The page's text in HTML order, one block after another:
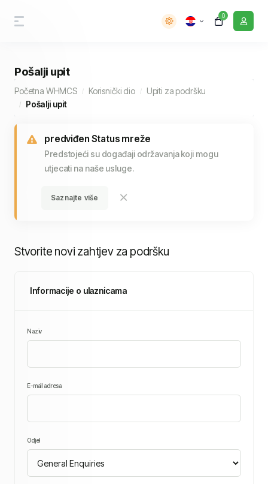
0
Pošalji upit
Početna WHMCS Korisnički dio
Upiti za podršku
Pošalji upit
predviđen Status mreže
Predstojeći su događaji održavanja koji mogu
utjecati na naše usluge.
Saznajte više
Stvorite novi zahtjev za podršku
Informacije o ulaznicama
Naziv
E-mail adresa
Odjel